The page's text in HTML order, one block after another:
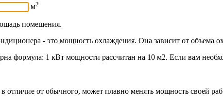
м2
помещения.
- это мощность охлаждения. Она зависит от объема
формула: 1 кВт мощности рассчитан на 10 м2. Если вам
отличие от обычного, может плавно менять мощность своей